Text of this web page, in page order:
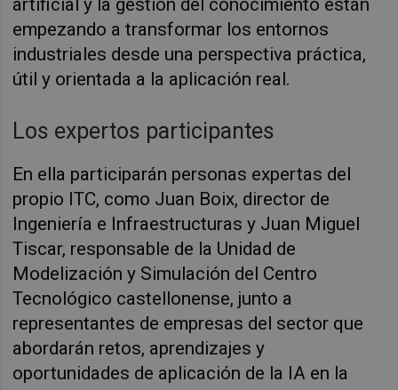
artificial y la gestión del conocimiento están
empezando a transformar los entornos
industriales desde una perspectiva práctica,
útil y orientada a la aplicación real.
Los expertos participantes
En ella participarán personas expertas del
propio ITC, como Juan Boix, director de
Ingeniería e Infraestructuras y Juan Miguel
Tiscar, responsable de la Unidad de
Modelización y Simulación del Centro
Tecnológico castellonense, junto a
representantes de empresas del sector que
abordarán retos, aprendizajes y
oportunidades de aplicación de la IA en la